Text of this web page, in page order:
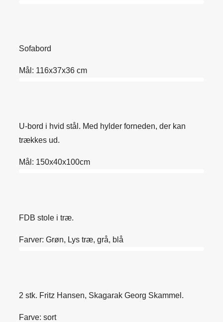
Sofabord
Mål: 116x37x36 cm
U-bord i hvid stål. Med hylder forneden, der kan
trækkes ud.
Mål: 150x40x100cm
FDB stole i træ.
Farver: Grøn, Lys træ, grå, blå
2 stk. Fritz Hansen, Skagarak Georg Skammel.
Farve: sort